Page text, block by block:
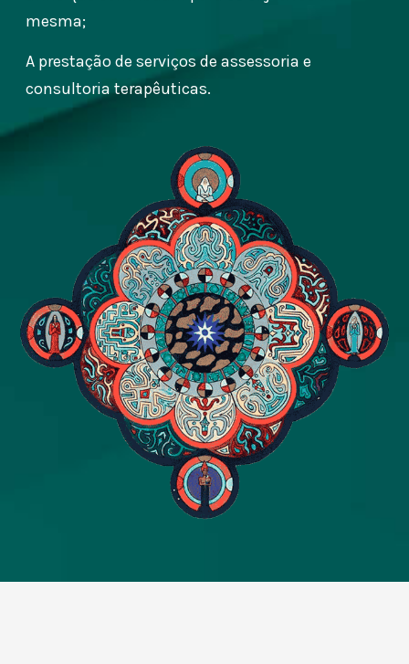
mesma;
A prestação de serviços de assessoria e
consultoria terapêuticas.